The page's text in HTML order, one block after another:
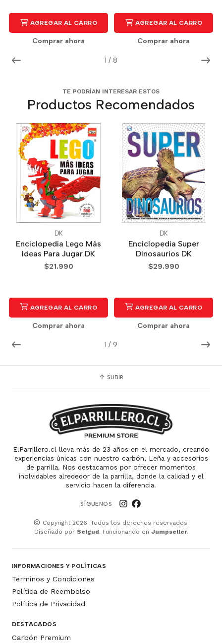
1 / 8
AGREGAR AL CARRO
Comprar ahora
AGREGAR AL CARRO
Comprar ahora
TE PODRÍAN INTERESAR ESTOS
Productos Recomendados
1 / 9
DK
Enciclopedia Lego Más
Ideas Para Jugar DK
$21.990
AGREGAR AL CARRO
Comprar ahora
DK
Enciclopedia Super
Dinosaurios DK
$29.990
AGREGAR AL CARRO
Comprar ahora
SUBIR
ElParrillero.cl lleva más de 23 años en el mercado, creando
experiencias únicas con nuestro carbón, Leña y accesorios
de parrilla. Nos destacamos por ofrecer momentos
inolvidables alrededor de la parrilla, donde la calidad y el
servicio hacen la diferencia.
SÍGUENOS
Copyright 2026. Todos los derechos reservados.
Diseñado por Selgud. Funcionando en Jumpseller.
INFORMACIONES Y POLÍTICAS
Terminos y Condiciones
Política de Reembolso
Política de Privacidad
DESTACADOS
Carbón Premium